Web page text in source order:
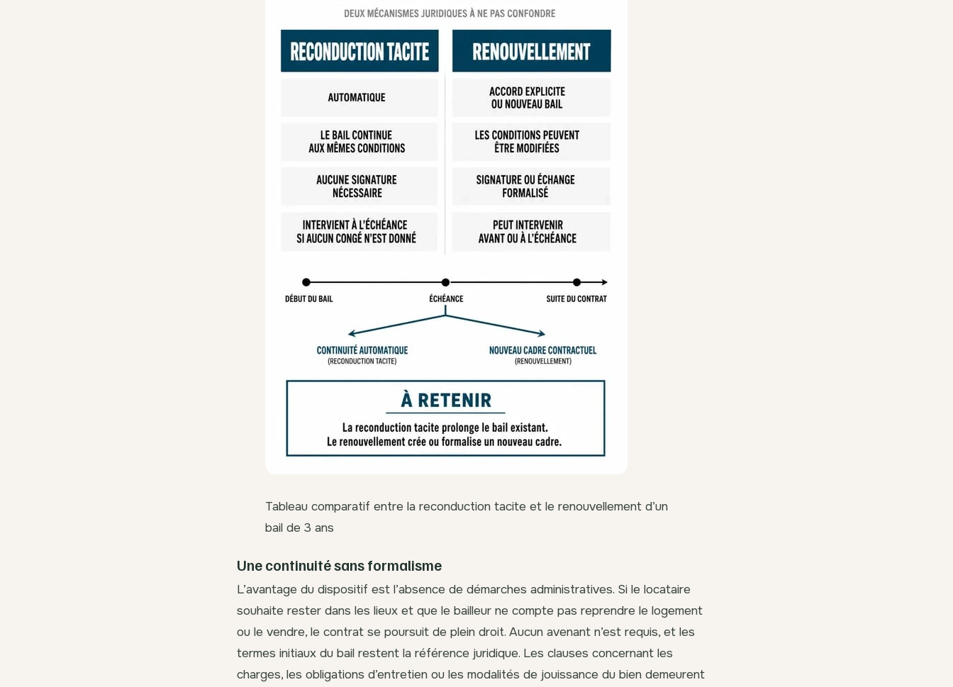
Tableau comparatif entre la reconduction tacite et le renouvellement d’un
bail de 3 ans
Une continuité sans formalisme
L’avantage du dispositif est l’absence de démarches administratives. Si le locataire
souhaite rester dans les lieux et que le bailleur ne compte pas reprendre le logement
ou le vendre, le contrat se poursuit de plein droit. Aucun avenant n’est requis, et les
termes initiaux du bail restent la référence juridique. Les clauses concernant les
charges, les obligations d’entretien ou les modalités de jouissance du bien demeurent